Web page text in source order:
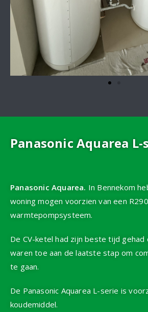
Panasonic Aquarea L-
Panasonic Aquarea. In Bennekom
woning mogen voorzien van een R290
warmtepompsysteem.
De CV-ketel had zijn beste tijd gehad
waren toe aan de laatste stap om
te gaan.
De Panasonic Aquarea L-serie is
koudemiddel.